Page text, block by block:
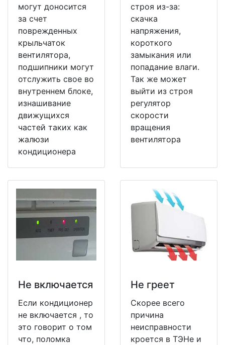
могут доносится
за счет
поврежденных
крыльчаток
вентилятора,
подшипники могут
отслужить свое во
внутреннем блоке,
изнашивание
движущихся
частей таких как
жалюзи
кондиционера
строя из-за:
скачка
напряжения,
короткого
замыкания или
попадание влаги.
Так же может
выйти из строя
регулятор
скорости
вращения
вентилятора
Не включается
Если кондиционер
не включается , то
это говорит о том
что, поломка
Не греет
Скорее всего
причина
неисправности
кроется в ТЭНе и